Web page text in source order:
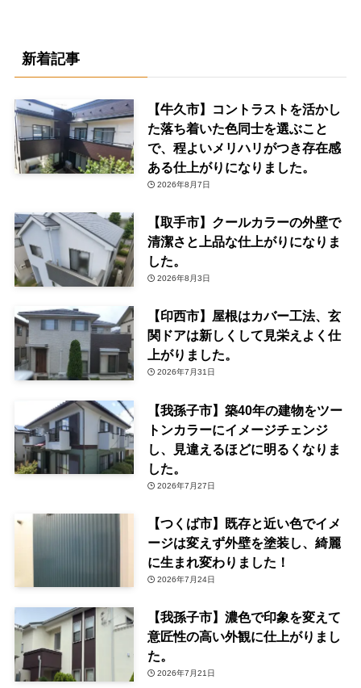
新着記事
【牛久市】コントラストを活かし
た落ち着いた色同士を選ぶこと
で、程よいメリハリがつき存在感
ある仕上がりになりました。
2026年8月7日
【取手市】クールカラーの外壁で
清潔さと上品な仕上がりになりま
した。
2026年8月3日
【印西市】屋根はカバー工法、玄
関ドアは新しくして見栄えよく仕
上がりました。
2026年7月31日
【我孫子市】築40年の建物をツー
トンカラーにイメージチェンジ
し、見違えるほどに明るくなりま
した。
2026年7月27日
【つくば市】既存と近い色でイメ
ージは変えず外壁を塗装し、綺麗
に生まれ変わりました！
2026年7月24日
【我孫子市】濃色で印象を変えて
意匠性の高い外観に仕上がりまし
た。
2026年7月21日